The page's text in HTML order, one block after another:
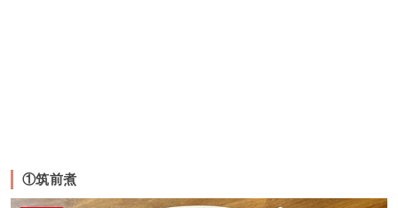
①筑前煮